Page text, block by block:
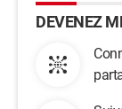
DEVENEZ